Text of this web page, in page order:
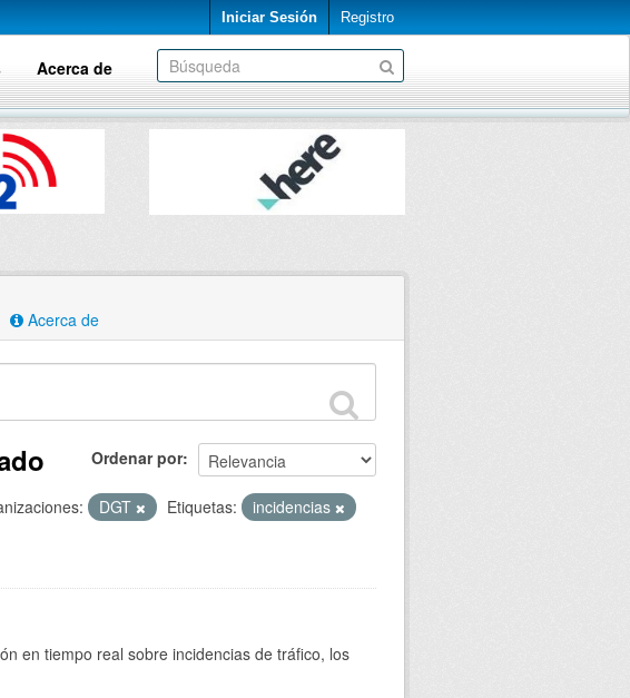
Iniciar Sesión Registro
Acerca de
Acerca de
Ordenar por
DGT Etiquetas:
incidencias
en tiempo real sobre incidencias de tráfico, los